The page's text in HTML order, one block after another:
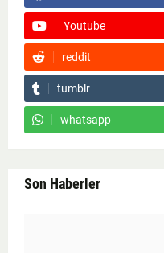
Youtube
reddit
tumblr
whatsapp
Son Haberler